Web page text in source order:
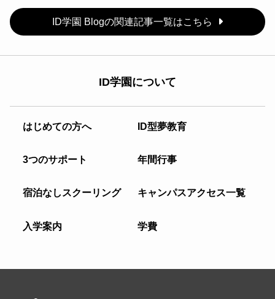
ID学園 Blogの関連記事一覧はこちら
ID学園について
はじめての方へ ID型夢教育
3つのサポート 年間行事
宿泊なしスクーリング キャンパスアクセス一覧
入学案内 学費